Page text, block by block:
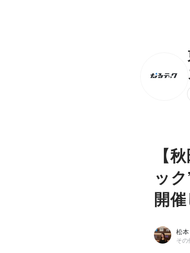
【
ッ
開
松
その